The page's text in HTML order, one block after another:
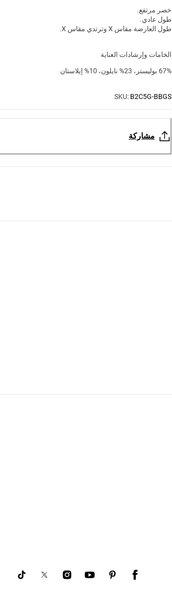
خصر مرتفع.
طول عادي.
طول العارضة مقاس X وترتدي مقاس X.
الخامات وإرشادات العناية
67% بوليستر، 23% نايلون، 10% إيلاستان
SKU: B2C5G-BBGS
مشاركة